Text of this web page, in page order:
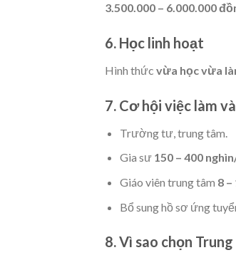
3.500.000 – 6.000.000
6. Học linh hoạt
Hình thức vừa học vừa
7. Cơ hội việc làm
Trường tư, trung tâm.
Gia sư 150 – 400
Giáo viên trung tâm 8
Bổ sung hồ sơ ứng
8. Vì sao chọn